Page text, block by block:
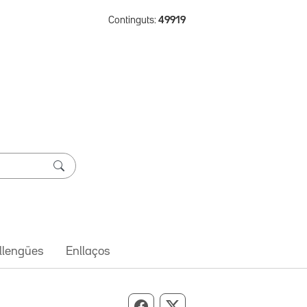
Continguts: 49919
Enllaços